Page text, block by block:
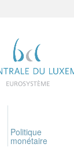
Politique
monétaire